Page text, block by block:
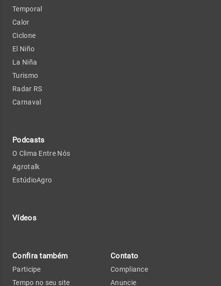
Temporal
Calor
Ciclone
El Niño
La Niña
Turismo
Radar RS
Carnaval
Podcasts
O Clima Entre Nós
Agrotalk
EstúdioAgro
Vídeos
Confira também
Participe
Tempo no seu site
Contato
Compliance
Anuncie